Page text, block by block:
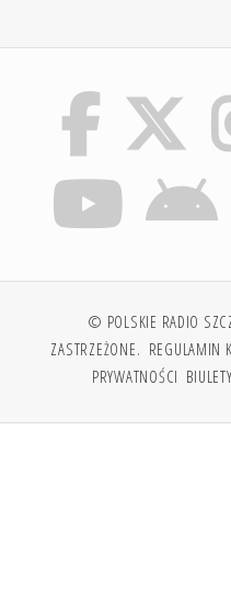
© POLSKIE RADIO
ZASTRZEŻONE. REGULAMIN
PRYWATNOŚCI